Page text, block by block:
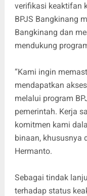
verifikasi keaktifan
BPJS Bangkinang
Bangkinang dan
mendukung
“Kami ingin
mendapatkan
melalui program
pemerintah. Kerja
komitmen kami
binaan, khususnya
Hermanto.
Sebagai tindak
terhadap status